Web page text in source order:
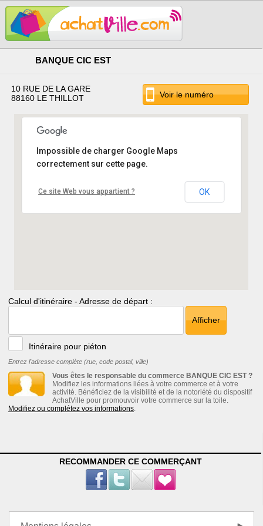
BANQUE CIC EST
10 RUE DE LA GARE
88160 LE THILLOT
Voir le numéro
Impossible de charger Google Maps
correctement sur cette page.
Ce site Web vous appartient ? OK
Calcul d'itinéraire - Adresse de départ :
Afficher
Itinéraire pour piéton
Entrez l'adresse complète (rue, code postal, ville)
Vous êtes le responsable du commerce BANQUE CIC EST ?
Modifiez les informations liées à votre commerce et à votre
activité. Bénéficiez de la visibilité et de la notoriété du dispositif
AchatVille pour promouvoir votre commerce sur la toile.
Modifiez ou complétez vos informations.
RECOMMANDER CE COMMERÇANT